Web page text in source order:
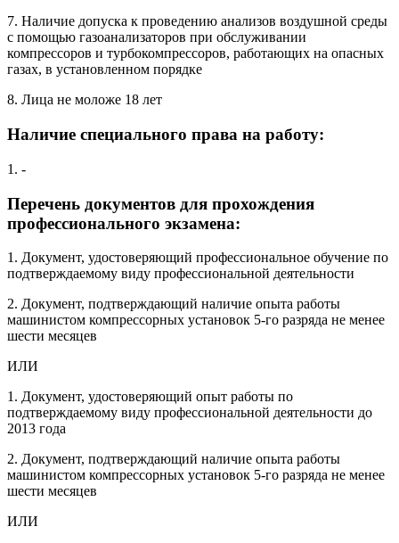
7. Наличие допуска к проведению анализов воздушной среды
с помощью газоанализаторов при обслуживании
компрессоров и турбокомпрессоров, работающих на опасных
газах, в установленном порядке
8. Лица не моложе 18 лет
Наличие специального права на работу:
1. -
Перечень документов для прохождения
профессионального экзамена:
1. Документ, удостоверяющий профессиональное обучение по
подтверждаемому виду профессиональной деятельности
2. Документ, подтверждающий наличие опыта работы
машинистом компрессорных установок 5-го разряда не менее
шести месяцев
ИЛИ
1. Документ, удостоверяющий опыт работы по
подтверждаемому виду профессиональной деятельности до
2013 года
2. Документ, подтверждающий наличие опыта работы
машинистом компрессорных установок 5-го разряда не менее
шести месяцев
ИЛИ